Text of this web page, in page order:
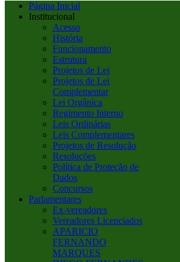
Página Inicial
Institucional
Acesso
História
Funcionamento
Estrutura
Projetos de Lei
Projetos de Lei
Complementar
Lei Orgânica
Regimento Interno
Leis Ordinárias
Leis Complementares
Projetos de Resolução
Resoluções
Política de Proteção de
Dados
Concursos
Parlamentares
Ex-vereadores
Vereadores Licenciados
APARICIO
FERNANDO
MARQUES